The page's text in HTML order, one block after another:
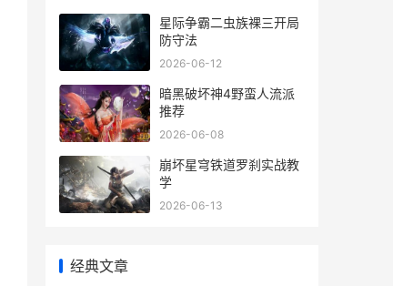
星际争霸二虫族裸三开局
防守法
2026-06-12
暗黑破坏神4野蛮人流派
推荐
2026-06-08
崩坏星穹铁道罗刹实战教
学
2026-06-13
经典文章